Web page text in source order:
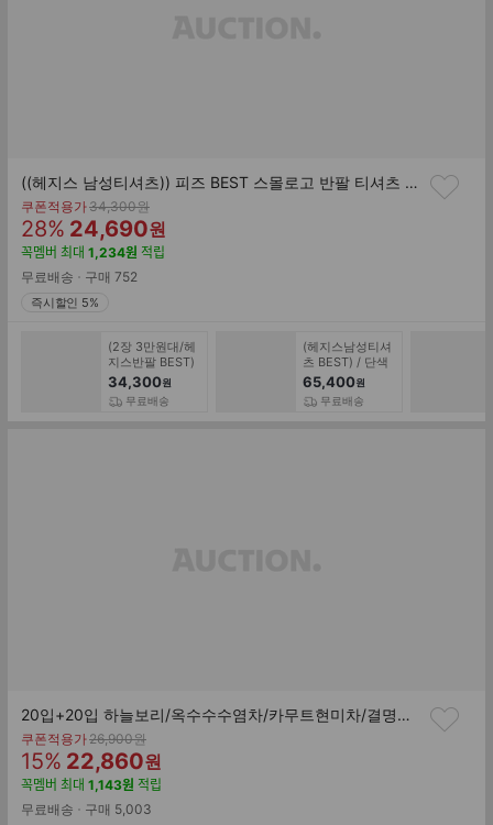
((헤지스 남성티셔츠)) 피즈 BEST 스몰로고 반팔 티셔츠 SPTS6E201
쿠폰적용가기
존
가
34,300원
할
인
률
28% 판
매
가
24,690원
꼭멤버 최대 1,234원 적립
무료배송
구매 752
즉시할인 5%
(2장 3만원대/헤
지스반팔 BEST)
HAZZYS PHIZ 라
운드넥 로고 반팔
티셔츠 남여공용
34,300원
무료배송
(헤지스남성티셔
츠 BEST) / 단색
면 혼방 반팔티셔
츠 WHTS5B511
65,400원
무료배송
20입+20입 하늘보리/옥수수수염차/카무트현미차/결명자차/이온더핏 무라벨 외 12종 500ml 20+20 골라담기
쿠폰적용가기
존
가
26,900원
할
인
률
15% 판
매
가
22,860원
꼭멤버 최대 1,143원 적립
무료배송
구매 5,003